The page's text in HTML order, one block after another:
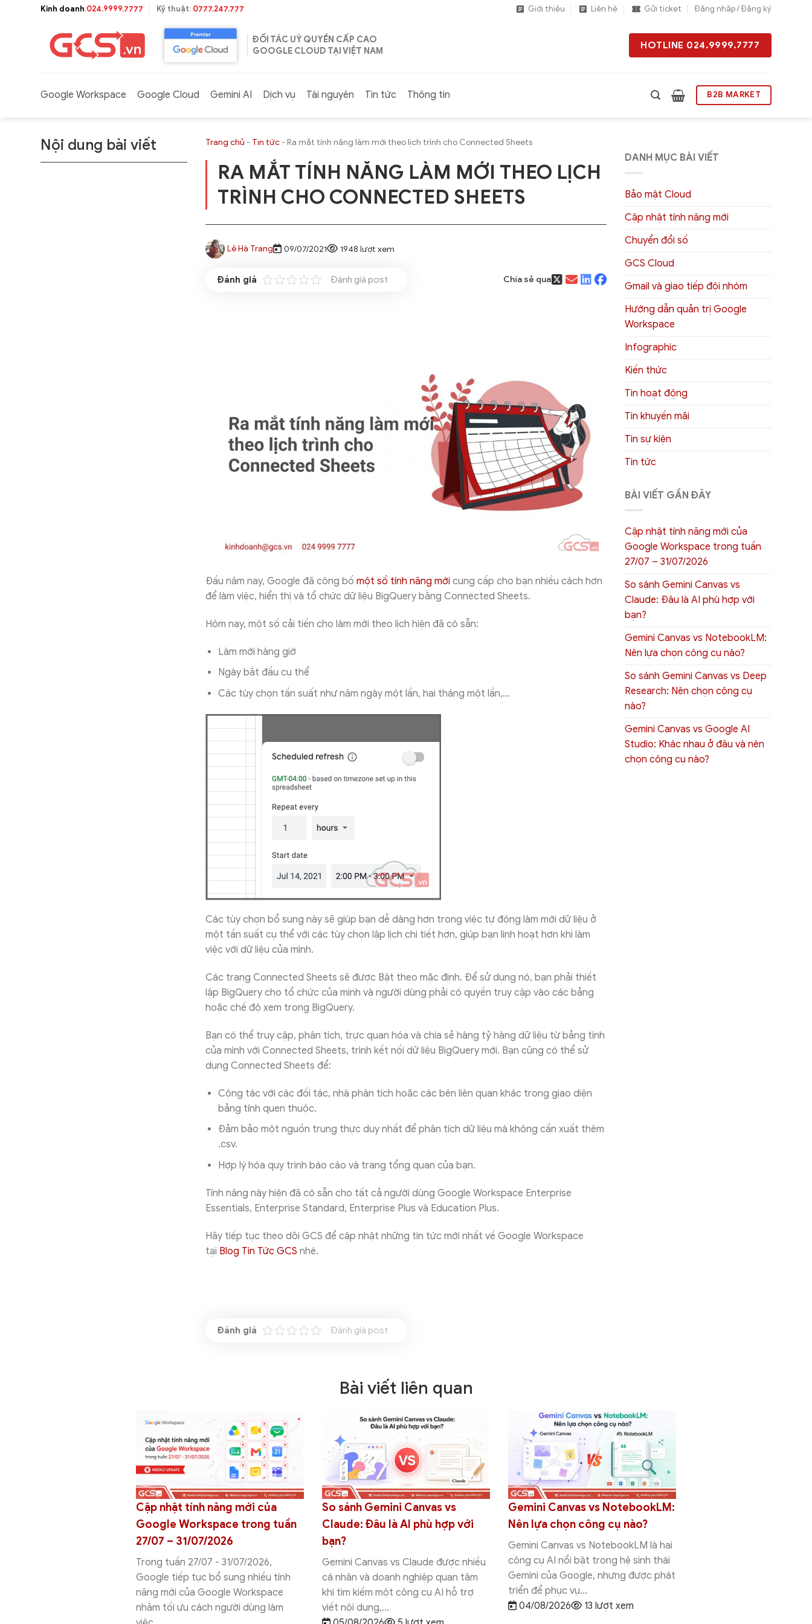
Kinh doanh:024.9999.7777 Kỹ thuật: 0777.247.777 Giới thiệu Liên hệ Gửi ticket Đăng nhập / Đăng ký
ĐỐI TÁC UỶ QUYỀN CẤP CAO
GOOGLE CLOUD TẠI VIỆT NAM
HOTLINE 024.9999.7777
Google Workspace Google Cloud Gemini AI Dịch vụ Tài nguyên Tin tức Thông tin B2B MARKET
Nội dung bài viết Trang chủ - Tin tức-Ra mắt tính năng làm mới theo lịch trình cho Connected Sheets
RA MẮT TÍNH NĂNG LÀM MỚI THEO LỊCH
TRÌNH CHO CONNECTED SHEETS
Lê Hà Trang 09/07/2021 1948 lượt xem
Đánh giá post Chia sẻ qua
Đầu năm nay, Google đã công bố một số tính năng mới cung cấp cho bạn nhiều cách hơn
để làm việc, hiển thị và tổ chức dữ liệu BigQuery bằng Connected Sheets.
Hôm nay, một số cải tiến cho làm mới theo lịch hiện đã có sẵn:
Làm mới hàng giờ
Ngày bắt đầu cụ thể
Các tùy chọn tần suất như năm ngày một lần, hai tháng một lần,…
Các tùy chọn bổ sung này sẽ giúp bạn dễ dàng hơn trong việc tự động làm mới dữ liệu ở
một tần suất cụ thể với các tùy chọn lập lịch chi tiết hơn, giúp bạn linh hoạt hơn khi làm
việc với dữ liệu của mình.
Các trang Connected Sheets sẽ được Bật theo mặc định. Để sử dụng nó, bạn phải thiết
lập BigQuery cho tổ chức của mình và người dùng phải có quyền truy cập vào các bảng
hoặc chế độ xem trong BigQuery.
Bạn có thể truy cập, phân tích, trực quan hóa và chia sẻ hàng tỷ hàng dữ liệu từ bảng tính
của mình với Connected Sheets, trình kết nối dữ liệu BigQuery mới. Bạn cũng có thể sử
dụng Connected Sheets để:
Cộng tác với các đối tác, nhà phân tích hoặc các bên liên quan khác trong giao diện
bảng tính quen thuộc.
Đảm bảo một nguồn trung thực duy nhất để phân tích dữ liệu mà không cần xuất thêm
.csv.
Hợp lý hóa quy trình báo cáo và trang tổng quan của bạn.
Tính năng này hiện đã có sẵn cho tất cả người dùng Google Workspace Enterprise
Essentials, Enterprise Standard, Enterprise Plus và Education Plus.
Hãy tiếp tục theo dõi GCS để cập nhật những tin tức mới nhất về Google Workspace
tại Blog Tin Tức GCS nhé.
Đánh giá post
DANH MỤC BÀI VIẾT
Bảo mật Cloud
Cập nhật tính năng mới
Chuyển đổi số
GCS Cloud
Gmail và giao tiếp đội nhóm
Hướng dẫn quản trị Google
Workspace
Infographic
Kiến thức
Tin hoạt động
Tin khuyến mãi
Tin sự kiện
Tin tức
BÀI VIẾT GẦN ĐÂY
Cập nhật tính năng mới của
Google Workspace trong tuần
27/07 – 31/07/2026
So sánh Gemini Canvas vs
Claude: Đâu là AI phù hợp với
bạn?
Gemini Canvas vs NotebookLM:
Nên lựa chọn công cụ nào?
So sánh Gemini Canvas vs Deep
Research: Nên chọn công cụ
nào?
Gemini Canvas vs Google AI
Studio: Khác nhau ở đâu và nên
chọn công cụ nào?
Bài viết liên quan
Cập nhật tính năng mới của
Google Workspace trong tuần
27/07 – 31/07/2026
Trong tuần 27/07 - 31/07/2026,
Google tiếp tục bổ sung nhiều tính
năng mới của Google Workspace
nhằm tối ưu cách người dùng làm
So sánh Gemini Canvas vs
Claude: Đâu là AI phù hợp với
bạn?
Gemini Canvas vs Claude được nhiều
cá nhân và doanh nghiệp quan tâm
khi tìm kiếm một công cụ AI hỗ trợ
viết nội dung,...
Gemini Canvas vs NotebookLM:
Nên lựa chọn công cụ nào?
Gemini Canvas vs NotebookLM là hai
công cụ AI nổi bật trong hệ sinh thái
Gemini của Google, nhưng được phát
triển để phục vụ...
04/08/2026
13 lượt xem